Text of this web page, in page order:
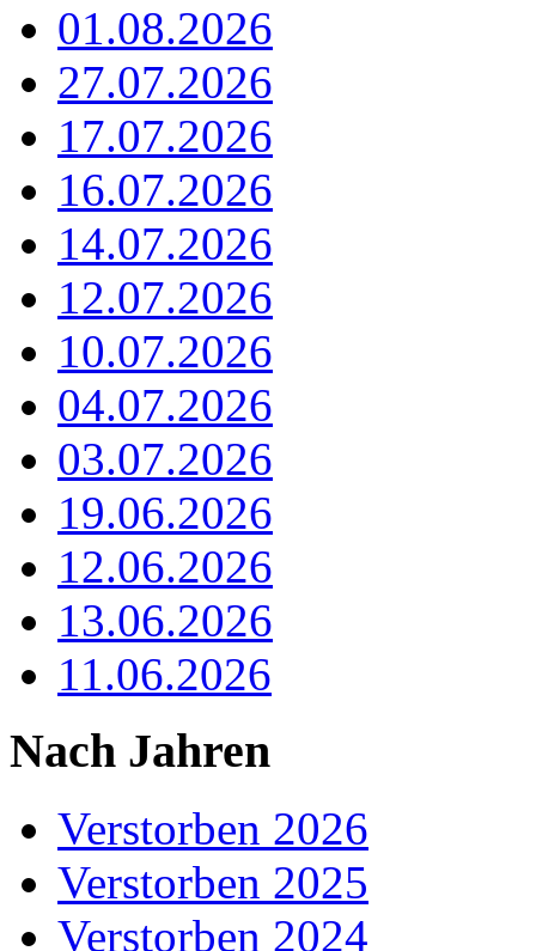
01.08.2026
27.07.2026
17.07.2026
16.07.2026
14.07.2026
12.07.2026
10.07.2026
04.07.2026
03.07.2026
19.06.2026
12.06.2026
13.06.2026
11.06.2026
Nach Jahren
Verstorben 2026
Verstorben 2025
Verstorben 2024